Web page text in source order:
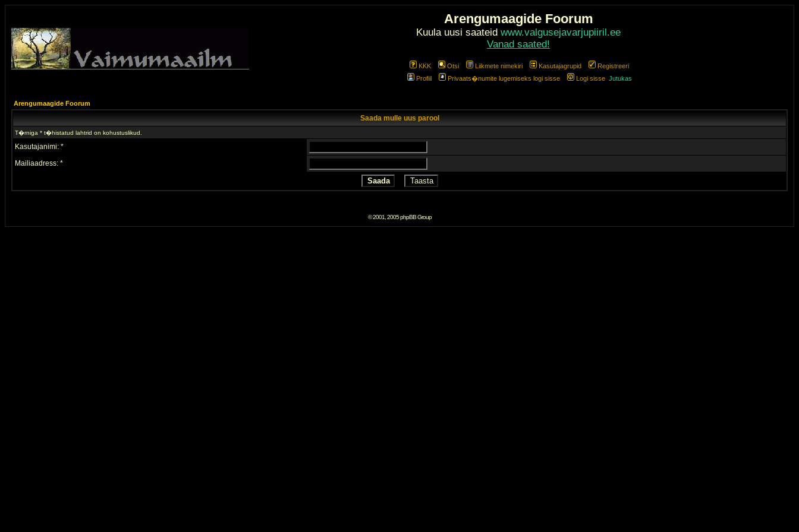
Arengumaagide Foorum
Kuula uusi saateid www.valgusejavarjupiiril.ee
Vanad saated!
KKK Otsi Liikmete nimekiri Kasutajagrupid
Registreeri
Profiil
Privaats�numite lugemiseks logi sisse Logi sisse Jutukas
Arengumaagide Foorum
Saada mulle uus parool
T�rniga * t�histatud lahtrid on kohustuslikud.
Kasutajanimi: *
Mailiaadress: *
© 2001, 2005 phpBB Group